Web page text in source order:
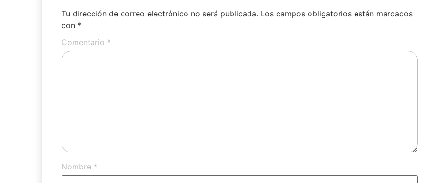
Tu dirección de correo electrónico no será publicada. Los campos obligatorios están marcados
con *
Comentario *
Nombre *